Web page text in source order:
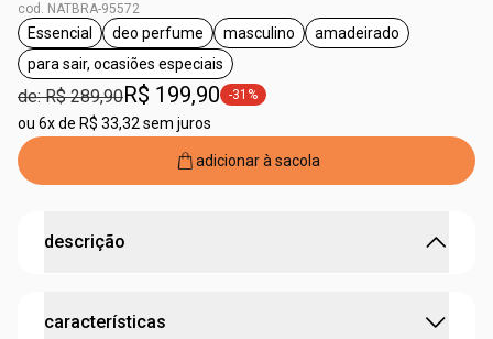
cod. NATBRA-95572
etiqueta Essencial
Essencial
etiqueta deo perfume
deo perfume
etiqueta masculino
masculino
etiqueta
amadeirado
etiqueta para sair, ocasiões especiais
para sair, ocasiões especiais
de: R$ 289,90R$ 199,90 etiqueta -31%
-31%
ou 6x de R$ 33,32 sem juros
adicionar à sacola
descrição
com especiarias.
características